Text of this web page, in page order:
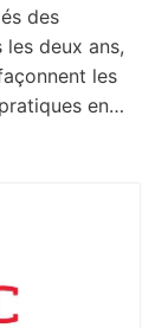
des
les deux ans,
les
en…